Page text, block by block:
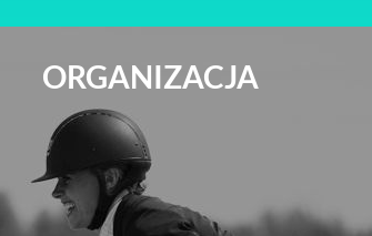
ORGANIZACJA